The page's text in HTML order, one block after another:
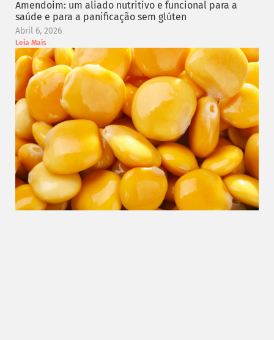
Amendoim: um aliado nutritivo e funcional para a
saúde e para a panificação sem glúten
Abril 6, 2026
Leia Mais